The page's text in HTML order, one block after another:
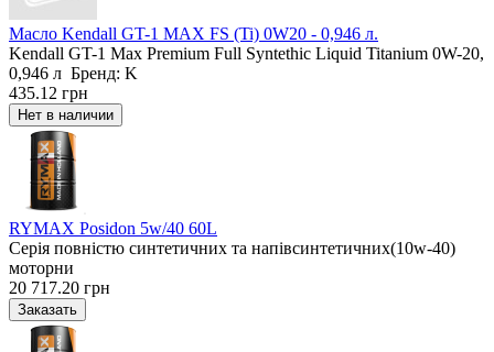
Масло Kendall GT-1 MAX FS (Ti) 0W20 - 0,946 л.
Kendall GT-1 Max Premium Full Syntethic Liquid Titanium 0W-20,
0,946 л Бренд: K
435.12 грн
RYMAX Posidon 5w/40 60L
Серія повністю синтетичних та напівсинтетичних(10w-40)
моторни
20 717.20 грн